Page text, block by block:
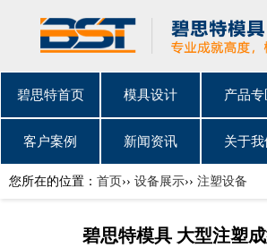
碧思特首页 模具设计 产品专
客户案例 新闻资讯 关于我
您所在的位置： 首页›› 设备展示›› 注塑设备
碧思特模具 大型注塑